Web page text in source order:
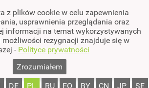
z plików cookie w celu zapewnienia
usprawnienia przeglądania oraz
informacji na temat wykorzystywanych
możliwości rezygnacji znajduje się w
- Polityce prywatności
Zrozumiałem
DE PL RU EO BY CN JP SE